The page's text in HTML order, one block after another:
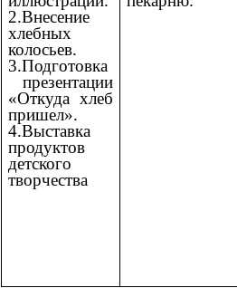
2.Внесение
хлебных
колосьев.
3.Подготовка
презентации
«Откуда хлеб
пришел».
4.Выставка
продуктов
детского
творчества